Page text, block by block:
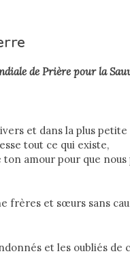
de Prière pour la
et dans la plus
tout ce qui existe,
amour pour que
frères et sœurs sans
et les oubliés de